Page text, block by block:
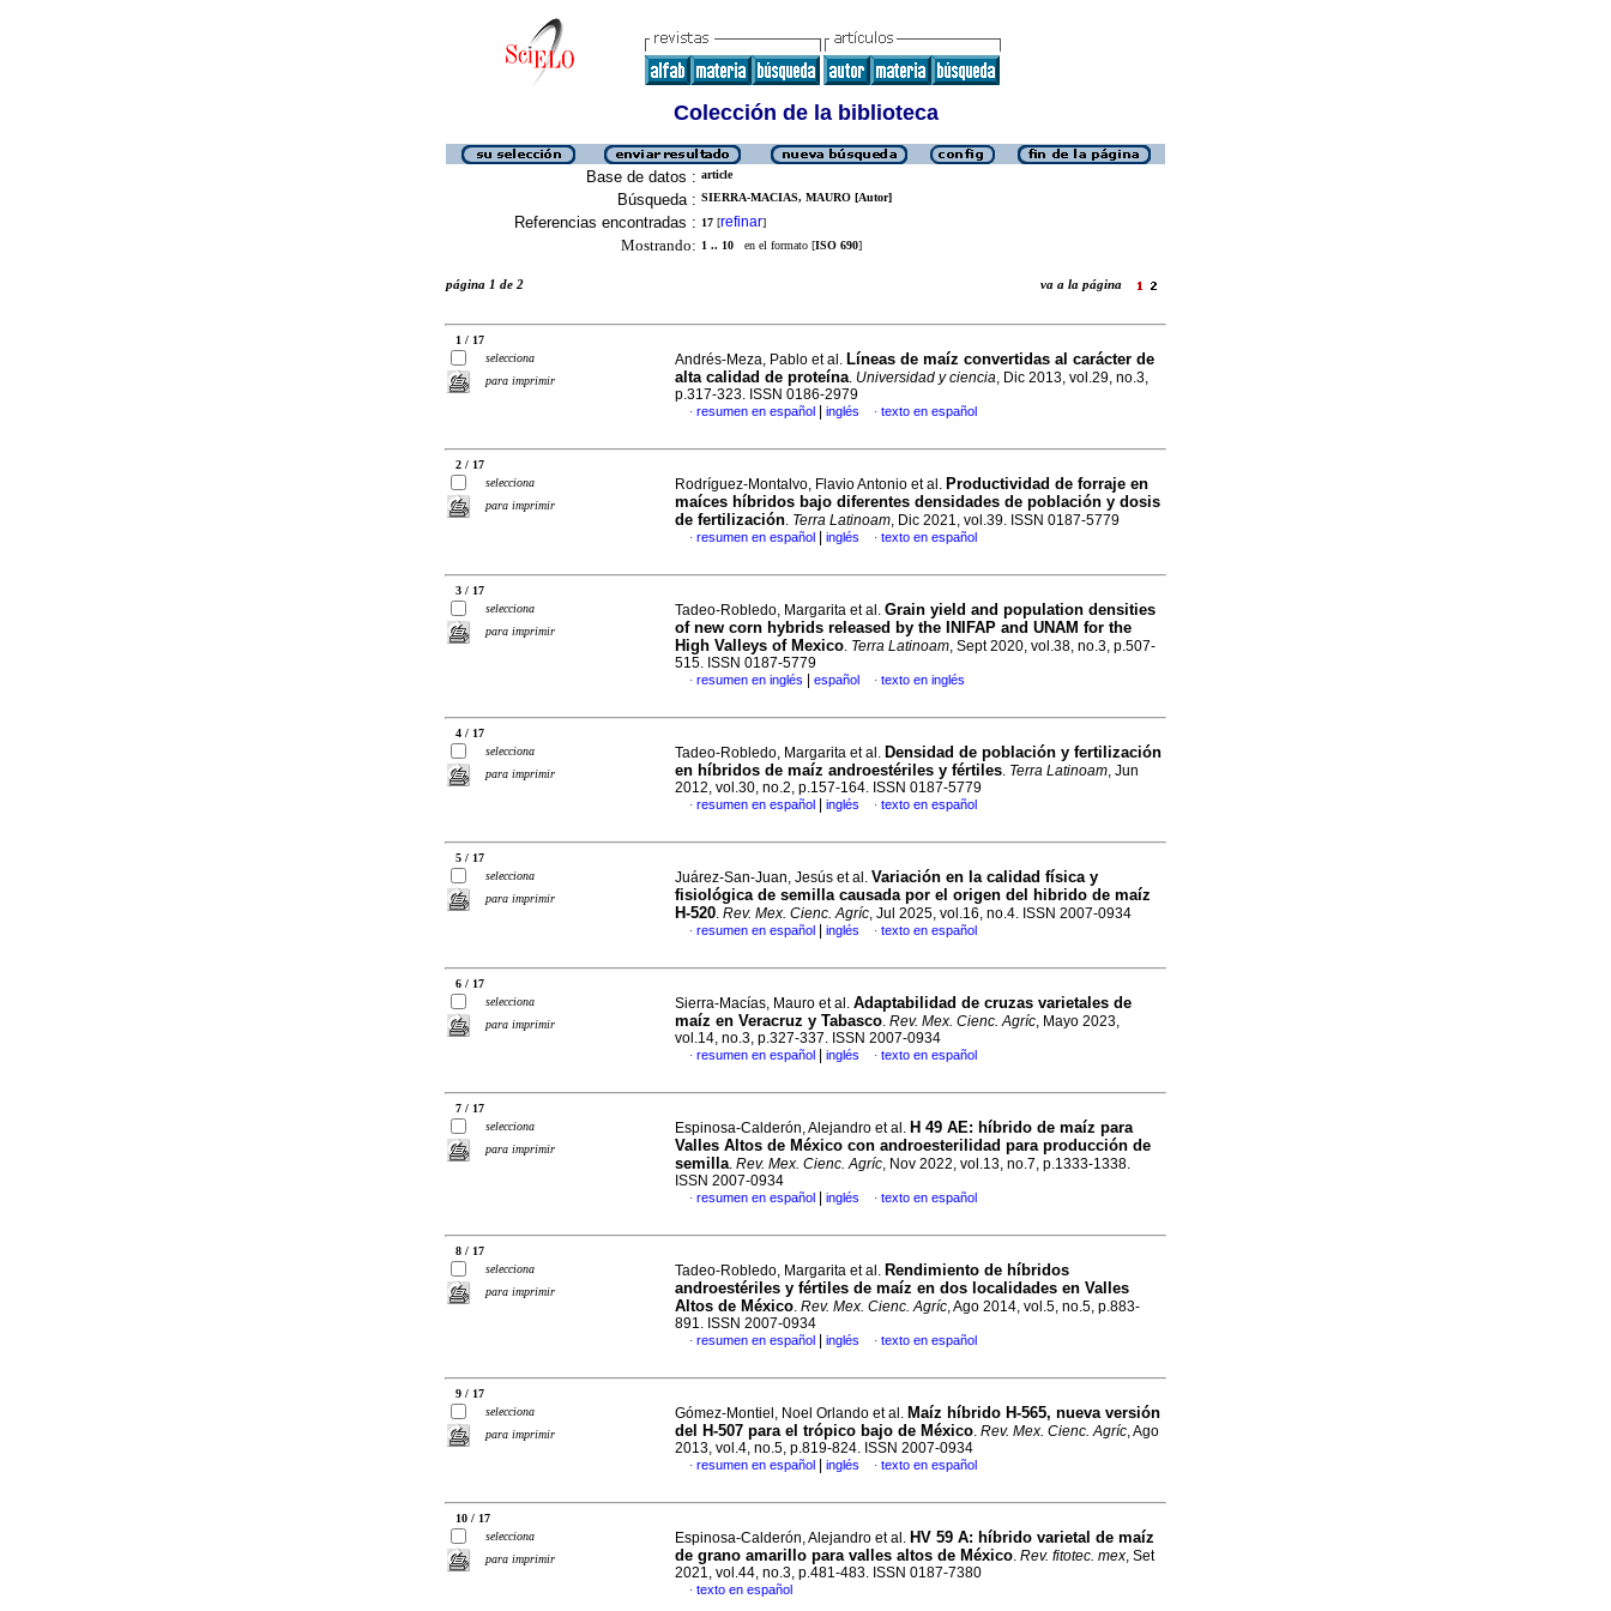
Colección de la biblioteca
Base de datos : article
Búsqueda : SIERRA-MACIAS, MAURO [Autor]
Referencias encontradas : 17 [refinar]
Mostrando: 1 .. 10 en el formato [ISO 690]
página 1 de 2 va a la página
1 / 17
selecciona
para imprimir
Andrés-Meza, Pablo et al. Líneas de maíz convertidas al carácter de
alta calidad de proteína. Universidad y ciencia, Dic 2013, vol.29, no.3,
p.317-323. ISSN 0186-2979
· resumen en español inglés · texto en español
2 / 17
selecciona
para imprimir
Rodríguez-Montalvo, Flavio Antonio et al. Productividad de forraje en
maíces híbridos bajo diferentes densidades de población y dosis
de fertilización. Terra Latinoam, Dic 2021, vol.39. ISSN 0187-5779
· resumen en español inglés · texto en español
3 / 17
selecciona
para imprimir
Tadeo-Robledo, Margarita et al. Grain yield and population densities
of new corn hybrids released by the INIFAP and UNAM for the
High Valleys of Mexico. Terra Latinoam, Sept 2020, vol.38, no.3, p.507-
515. ISSN 0187-5779
· resumen en inglés español · texto en inglés
4 / 17
selecciona
para imprimir
Tadeo-Robledo, Margarita et al. Densidad de población y fertilización
en híbridos de maíz androestériles y fértiles. Terra Latinoam, Jun
2012, vol.30, no.2, p.157-164. ISSN 0187-5779
· resumen en español inglés · texto en español
5 / 17
selecciona
para imprimir
Juárez-San-Juan, Jesús et al. Variación en la calidad física y
fisiológica de semilla causada por el origen del hibrido de maíz
H-520. Rev. Mex. Cienc. Agríc, Jul 2025, vol.16, no.4. ISSN 2007-0934
· resumen en español inglés · texto en español
6 / 17
selecciona
para imprimir
Sierra-Macías, Mauro et al. Adaptabilidad de cruzas varietales de
maíz en Veracruz y Tabasco. Rev. Mex. Cienc. Agríc, Mayo 2023,
vol.14, no.3, p.327-337. ISSN 2007-0934
· resumen en español inglés · texto en español
7 / 17
selecciona
para imprimir
Espinosa-Calderón, Alejandro et al. H 49 AE: híbrido de maíz para
Valles Altos de México con androesterilidad para producción de
semilla. Rev. Mex. Cienc. Agríc, Nov 2022, vol.13, no.7, p.1333-1338.
ISSN 2007-0934
· resumen en español inglés · texto en español
8 / 17
selecciona
para imprimir
Tadeo-Robledo, Margarita et al. Rendimiento de híbridos
androestériles y fértiles de maíz en dos localidades en Valles
Altos de México. Rev. Mex. Cienc. Agríc, Ago 2014, vol.5, no.5, p.883-
891. ISSN 2007-0934
· resumen en español inglés · texto en español
9 / 17
selecciona
para imprimir
Gómez-Montiel, Noel Orlando et al. Maíz híbrido H-565, nueva versión
del H-507 para el trópico bajo de México. Rev. Mex. Cienc. Agríc, Ago
2013, vol.4, no.5, p.819-824. ISSN 2007-0934
· resumen en español inglés · texto en español
10 / 17
selecciona
para imprimir
Espinosa-Calderón, Alejandro et al. HV 59 A: híbrido varietal de maíz
de grano amarillo para valles altos de México. Rev. fitotec. mex, Set
2021, vol.44, no.3, p.481-483. ISSN 0187-7380
· texto en español